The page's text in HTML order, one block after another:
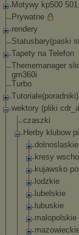
Motywy kp500
Prywatne
rendery
Statusbary(paski
Tapety na Telefon
Thememanager
gm360i
Turbo
Tutoriale(poradni ki)
wektory (pliki
czaszki
Herby klubow
dolnoslaskie
kresy
kujawsko
lodzkie
lubelskie
lubuskie
malopolskie